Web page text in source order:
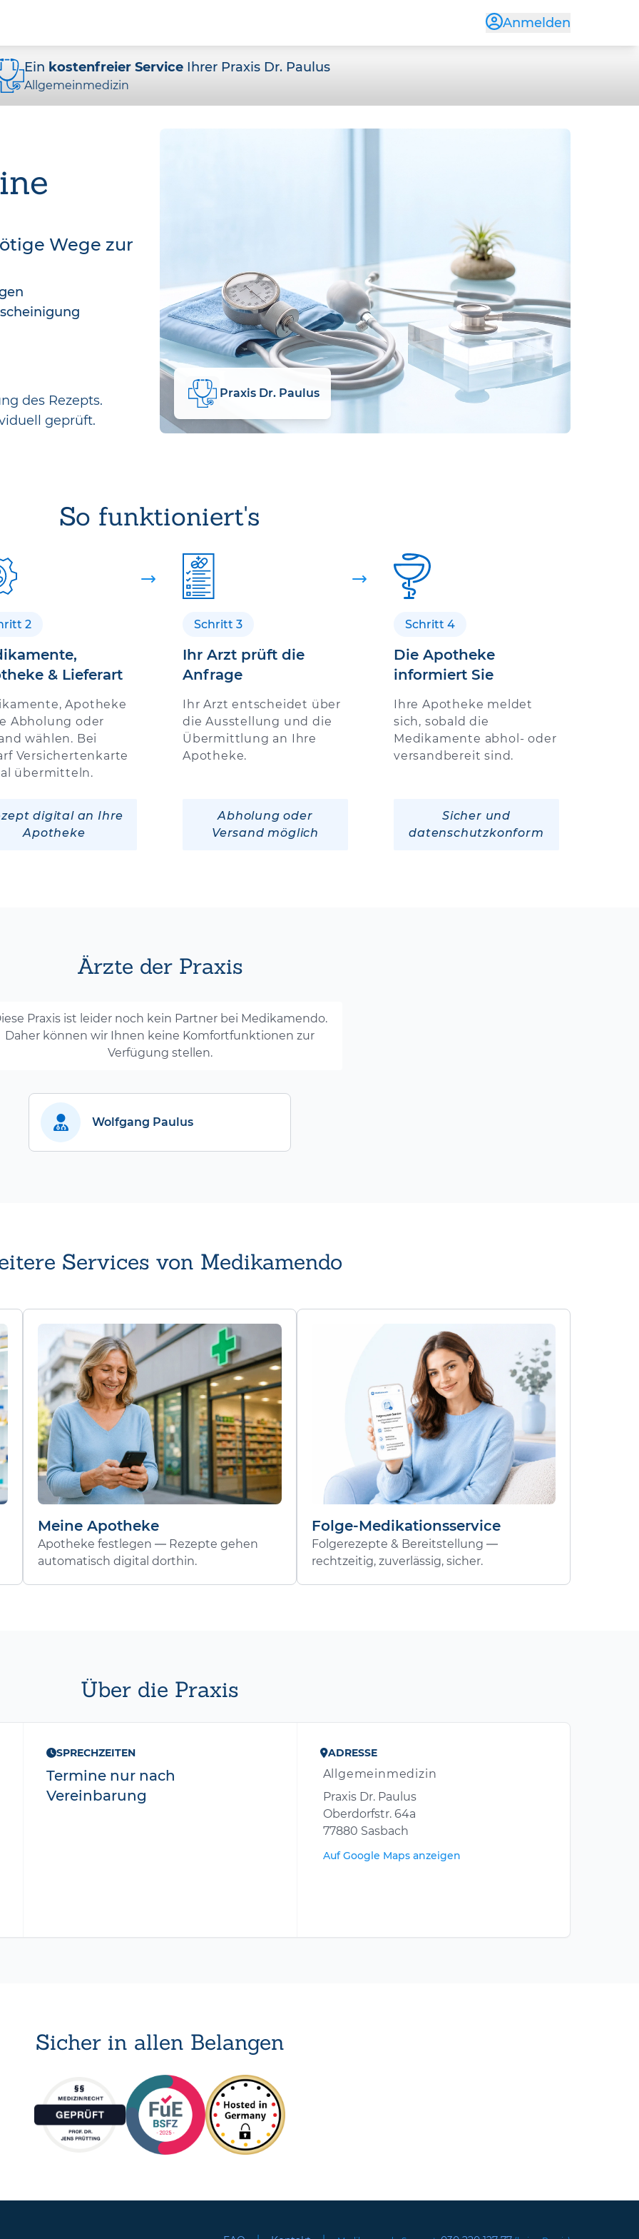
Anmelden
Ein kostenfreier ServiceIhrer Praxis Dr. Paulus
Allgemeinmedizin
Wege zur
des Rezepts.
geprüft.
Praxis Dr. Paulus
So funktioniert's
2
& Lieferart
Apotheke
Abholung oder
wählen. Bei
Versichertenkarte
übermitteln.
digital an Ihre
Apotheke
Schritt 3
Ihr Arzt prüft die
Anfrage
Ihr Arzt entscheidet über
die Ausstellung und die
Übermittlung an Ihre
Apotheke.
Abholung oder
Versand möglich
Schritt 4
Die Apotheke
informiert Sie
Ihre Apotheke meldet
sich, sobald die
Medikamente abhol- oder
versandbereit sind.
Sicher und
datenschutzkonform
Ärzte der Praxis
Praxis ist leider noch kein Partner bei Medikamendo.
Daher können wir Ihnen keine Komfortfunktionen zur
Verfügung stellen.
Wolfgang Paulus
Services von Medikamendo
Meine Apotheke
Apotheke festlegen — Rezepte gehen
automatisch digital dorthin.
Folge-Medikationsservice
Folgerezepte & Bereitstellung —
rechtzeitig, zuverlässig, sicher.
Über die Praxis
SPRECHZEITEN
Termine nur nach
Vereinbarung
ADRESSE
Allgemeinmedizin
Praxis Dr. Paulus
Oberdorfstr. 64a
77880 Sasbach
Auf Google Maps anzeigen
Sicher in allen Belangen